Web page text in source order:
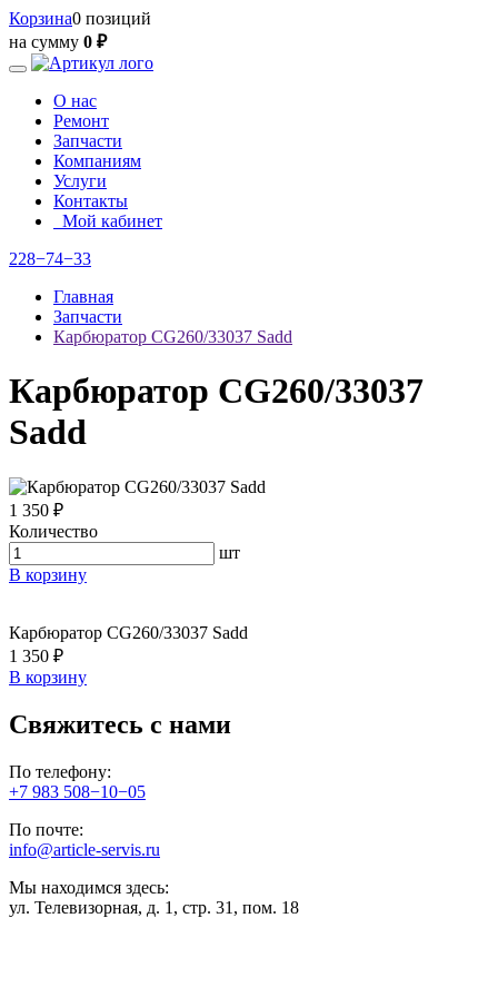
Корзина0 позиций
на сумму 0 ₽
О нас
Ремонт
Запчасти
Компаниям
Услуги
Контакты
Мой кабинет
228−74−33
Главная
Запчасти
Карбюратор CG260/33037 Sadd
Карбюратор CG260/33037
Sadd
1 350 ₽
Количество
шт
В корзину
Карбюратор CG260/33037 Sadd
1 350 ₽
В корзину
Свяжитесь с нами
По телефону:
+7 983 508−10−05
По почте:
info@article-servis.ru
Мы находимся здесь:
ул. Телевизорная, д. 1, стр. 31, пом. 18